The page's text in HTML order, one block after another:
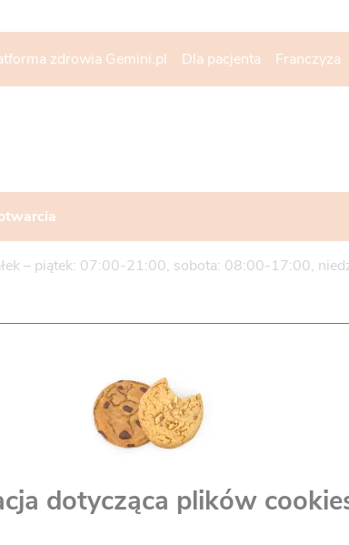
zdrowia Gemini.pl Dla pacjenta Franczyza
– piątek: 07:00-21:00, sobota: 08:00-17:00,
dotycząca plików